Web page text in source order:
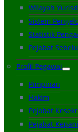
Wilayah
Sistem
Statistik
Pejabat
Profil Pegawai
Pimpinan
Hakim
Pejabat
Pejabat